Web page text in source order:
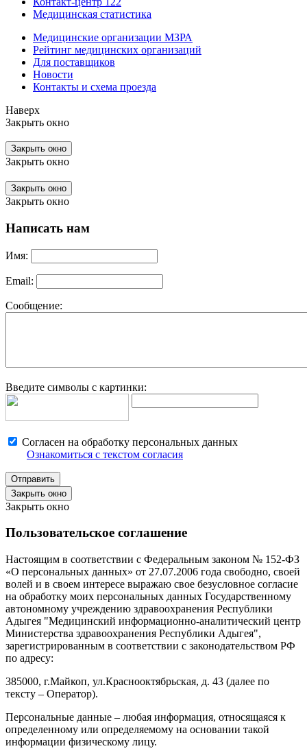
Медицинская статистика
Медицинские организации МЗРА
Рейтинг медицинских организаций
Для поставщиков
Новости
Контакты и схема проезда
Наверх
Закрыть окно
Закрыть окно
Закрыть окно
Закрыть окно
Закрыть окно
Написать нам
Имя:
Email:
Сообщение:
Введите символы с картинки:
Согласен на обработку персональных данных
Ознакомиться с текстом согласия
Закрыть окно
Закрыть окно
Пользовательское соглашение
Настоящим в соответствии с Федеральным законом № 152-ФЗ
«О персональных данных» от 27.07.2006 года свободно, своей
волей и в своем интересе выражаю свое безусловное согласие
на обработку моих персональных данных Государственному
автономному учреждению здравоохранения Республики
Адыгея "Медицинский информационно-аналитический центр
Министерства здравоохранения Республики Адыгея",
зарегистрированным в соответствии с законодательством РФ
по адресу:
385000, г.Майкоп, ул.Краснооктябрьская, д. 43 (далее по
тексту – Оператор).
Персональные данные – любая информация, относящаяся к
определенному или определяемому на основании такой
информации физическому лицу.